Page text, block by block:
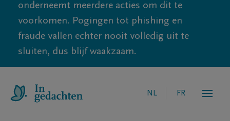
onderneemt meerdere acties om dit te
voorkomen. Pogingen tot phishing en
fraude vallen echter nooit volledig uit te
sluiten, dus blijf waakzaam.
NL FR